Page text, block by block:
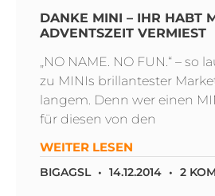
DANKE MINI – IHR HABT
ADVENTSZEIT VERMIEST
„NO NAME. NO FUN.“ – so
zu MINIs brillantester
langem. Denn wer einen
für diesen von den
WEITER LESEN
BIGAGSL 14.12.2014 2